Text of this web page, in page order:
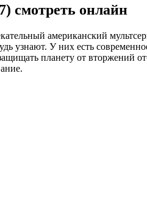
смотреть онлайн
американский
узнают. У них есть
планету от вторжений